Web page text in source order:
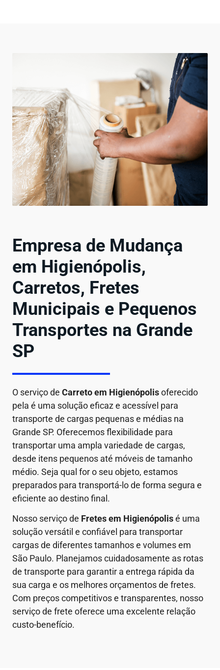
Empresa de Mudança
em Higienópolis,
Carretos, Fretes
Municipais e Pequenos
Transportes na Grande
SP
O serviço de Carreto em Higienópolisoferecido
pela é uma solução eficaz e acessível para
transporte de cargas pequenas e médias na
Grande SP. Oferecemos flexibilidade para
transportar uma ampla variedade de cargas,
desde itens pequenos até móveis de tamanho
médio. Seja qual for o seu objeto, estamos
preparados para transportá-lo de forma segura e
eficiente ao destino final.
Nosso serviço de Fretes em Higienópolisé uma
solução versátil e confiável para transportar
cargas de diferentes tamanhos e volumes em
São Paulo. Planejamos cuidadosamente as rotas
de transporte para garantir a entrega rápida da
sua carga e os melhores orçamentos de fretes.
Com preços competitivos e transparentes, nosso
serviço de frete oferece uma excelente relação
custo-benefício.